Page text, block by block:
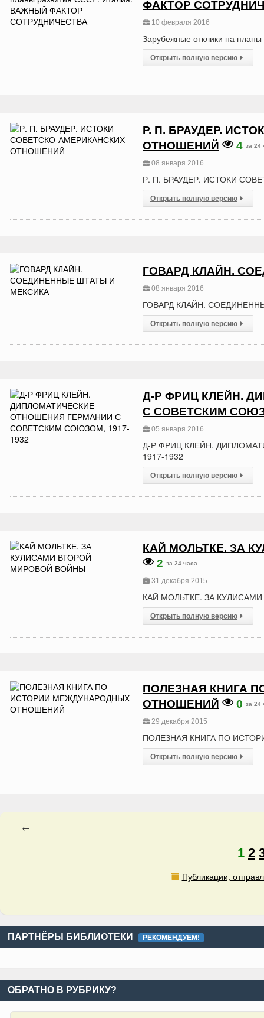
ФАКТОР
10 февраля 2016
Зарубежные отклики на
Открыть полную версию
Р. П. БРАУДЕР.
ОТНОШЕНИЙ
4 за 24
08 января 2016
Р. П. БРАУДЕР. ИСТОКИ
Открыть полную версию
ГОВАРД КЛАЙН.
08 января 2016
ГОВАРД КЛАЙН.
Открыть полную версию
Д-Р ФРИЦ КЛЕЙН.
С СОВЕТСКИМ
05 января 2016
Д-Р ФРИЦ КЛЕЙН.
1917-1932
Открыть полную версию
КАЙ МОЛЬТКЕ. ЗА
2 за 24 часа
31 декабря 2015
КАЙ МОЛЬТКЕ. ЗА
Открыть полную версию
ПОЛЕЗНАЯ КНИГА
ОТНОШЕНИЙ
0 за 24
29 декабря 2015
ПОЛЕЗНАЯ КНИГА ПО
Открыть полную версию
←
1 2
Публикации,
ПАРТНЁРЫ БИБЛИОТЕКИ РЕКОМЕНДУЕМ!
ОБРАТНО В РУБРИКУ?